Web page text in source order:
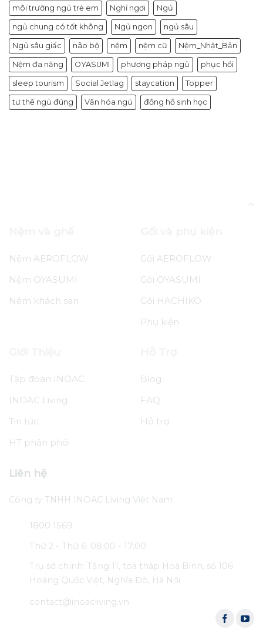
môi trường ngủ trẻ em Nghỉ ngơi Ngủ
ngủ chung có tốt không Ngủ ngon ngủ sâu
Ngủ sâu giấc não bộ nệm nệm cũ Nệm_Nhật_Bản
Nệm đa năng OYASUMI phương pháp ngủ phục hồi
sleep tourism Social Jetlag staycation Topper
tư thế ngủ đúng Văn hóa ngủ đồng hồ sinh học
Nệm AEROFLOW
Nệm OYASUMI
Nệm khách sạn
Gối AEROFLOW
Gối OYASUMI
Gối HACHIKO
Phụ kiện
Tập đoàn INOAC
INOAC Living
Tin tức
HT phân phối
Blog
FAQ
Hỗ trợ
Liên hệ
Công ty TNHH INOAC Living Việt Nam
1800 1569
Thứ 2 - Thứ 6: 08:00 - 17:00
Trụ sở chính: Tầng 11, toà tháp Hoà Bình, số 106
Hoàng Quốc Việt, Nghĩa Đô, Hà Nội
contact@inoacliving.vn